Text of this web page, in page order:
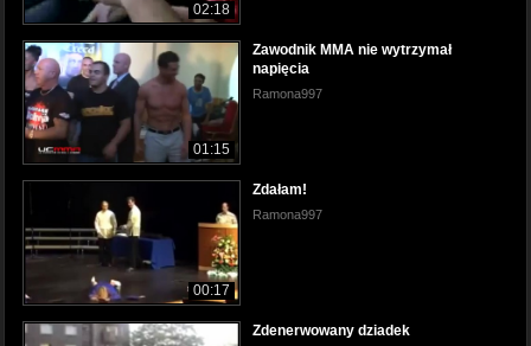
02:18
01:15
Zawodnik MMA nie wytrzymał
napięcia
Ramona997
00:17
Zdałam!
Ramona997
Zdenerwowany dziadek